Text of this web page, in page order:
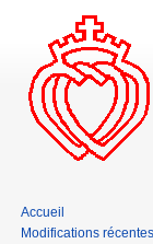
Accueil
Modifications récentes